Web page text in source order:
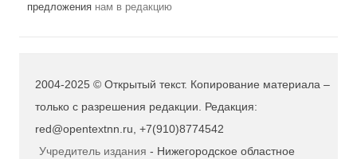
предложения нам в редакцию
2004-2025 © Открытый текст. Копирование материала –
только с разрешения редакции. Редакция:
red@opentextnn.ru, +7(910)8774542
Учредитель издания - Нижегородское областное